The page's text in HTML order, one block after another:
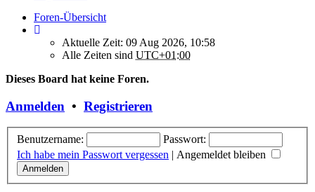
Foren-Übersicht
Aktuelle Zeit: 09 Aug 2026, 10:58
Alle Zeiten sind UTC+01:00
Dieses Board hat keine Foren.
Anmelden • Registrieren
Benutzername:
Passwort:
Ich habe mein Passwort vergessen | Angemeldet bleiben